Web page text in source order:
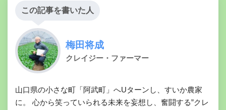
この記事を書いた人
梅田将成
クレイジー・ファーマー
山口県の小さな町「阿武町」へUターンし、すいか農家
に。 心から笑っていられる未来を妄想し、奮闘する”クレ